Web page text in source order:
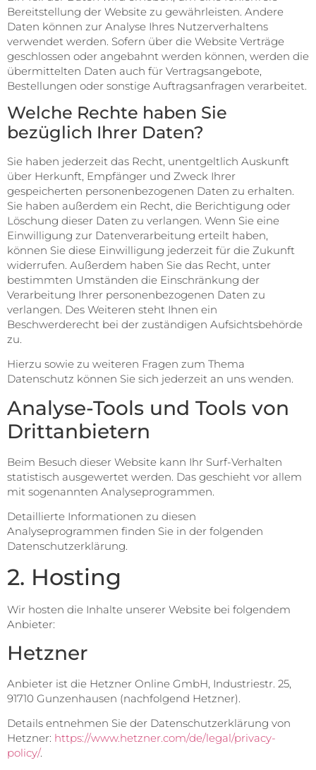
Bereitstellung der Website zu gewährleisten. Andere
Daten können zur Analyse Ihres Nutzerverhaltens
verwendet werden. Sofern über die Website Verträge
geschlossen oder angebahnt werden können, werden die
übermittelten Daten auch für Vertragsangebote,
Bestellungen oder sonstige Auftragsanfragen verarbeitet.
Welche Rechte haben Sie
bezüglich Ihrer Daten?
Sie haben jederzeit das Recht, unentgeltlich Auskunft
über Herkunft, Empfänger und Zweck Ihrer
gespeicherten personenbezogenen Daten zu erhalten.
Sie haben außerdem ein Recht, die Berichtigung oder
Löschung dieser Daten zu verlangen. Wenn Sie eine
Einwilligung zur Datenverarbeitung erteilt haben,
können Sie diese Einwilligung jederzeit für die Zukunft
widerrufen. Außerdem haben Sie das Recht, unter
bestimmten Umständen die Einschränkung der
Verarbeitung Ihrer personenbezogenen Daten zu
verlangen. Des Weiteren steht Ihnen ein
Beschwerderecht bei der zuständigen Aufsichtsbehörde
zu.
Hierzu sowie zu weiteren Fragen zum Thema
Datenschutz können Sie sich jederzeit an uns wenden.
Analyse-Tools und Tools von
Dritt­anbietern
Beim Besuch dieser Website kann Ihr Surf-Verhalten
statistisch ausgewertet werden. Das geschieht vor allem
mit sogenannten Analyseprogrammen.
Detaillierte Informationen zu diesen
Analyseprogrammen finden Sie in der folgenden
Datenschutzerklärung.
2. Hosting
Wir hosten die Inhalte unserer Website bei folgendem
Anbieter:
Hetzner
Anbieter ist die Hetzner Online GmbH, Industriestr. 25,
91710 Gunzenhausen (nachfolgend Hetzner).
Details entnehmen Sie der Datenschutzerklärung von
Hetzner: https://www.hetzner.com/de/legal/privacy-
policy/.